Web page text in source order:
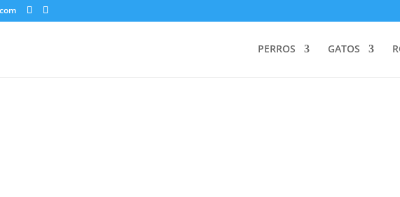
PERROS GATOS